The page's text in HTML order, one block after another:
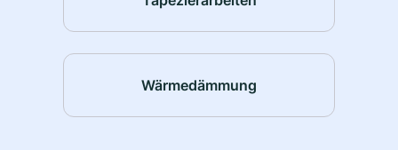
Wärmedämmung